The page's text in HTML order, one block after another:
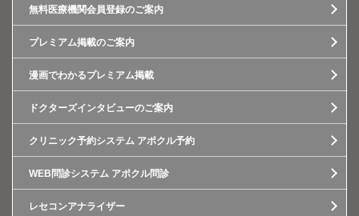
無料医療機関会員登録のご案内
プレミアム掲載のご案内
漫画でわかるプレミアム掲載
ドクターズインタビューのご案内
クリニック予約システム アポクル予約
WEB問診システム アポクル問診
レセコンアナライザー